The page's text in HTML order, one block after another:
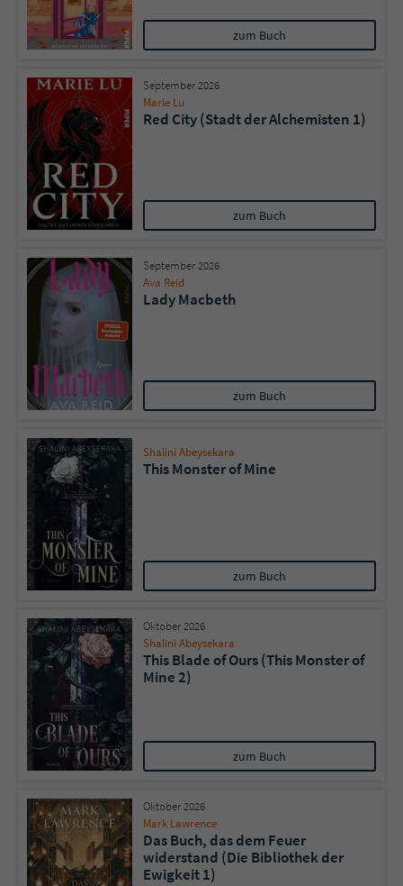
zum Buch
September 2026
Marie Lu
Red City (Stadt der Alchemisten 1)
zum Buch
September 2026
Ava Reid
Lady Macbeth
zum Buch
Shalini Abeysekara
This Monster of Mine
zum Buch
Oktober 2026
Shalini Abeysekara
This Blade of Ours (This Monster of
Mine 2)
zum Buch
Oktober 2026
Mark Lawrence
Das Buch, das dem Feuer
widerstand (Die Bibliothek der
Ewigkeit 1)